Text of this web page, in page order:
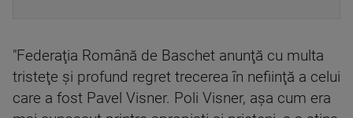
"Federaţia Română de Baschet anunţă cu multa
tristeţe şi profund regret trecerea în nefiinţă a celui
care a fost Pavel Visner. Poli Visner, aşa cum era